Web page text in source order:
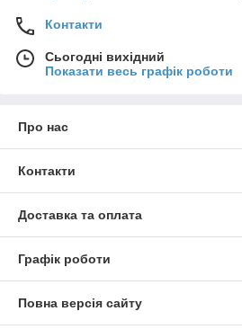
Контакти
Сьогодні вихідний
Показати весь графік роботи
Про нас
Контакти
Доставка та оплата
Графік роботи
Повна версія сайту